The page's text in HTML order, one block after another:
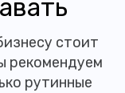
стоит
рекомендуем
рутинные